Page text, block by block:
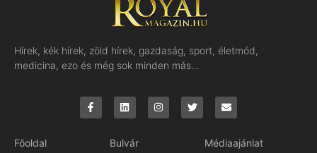
Hírek, kék hírek, zöld hírek, gazdaság, sport, életmód,
medicina, ezo és még sok minden más…
Főoldal Bulvár Médiaajánlat